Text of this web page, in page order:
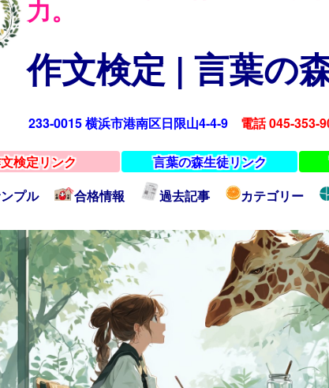
力。
作文検定 | 言葉の
233-0015 横浜市港南区日限山4-4-9 電話 045-353-
検定リンク 言葉の森生徒リンク
プル
合格情報 過去記事 カテゴリー